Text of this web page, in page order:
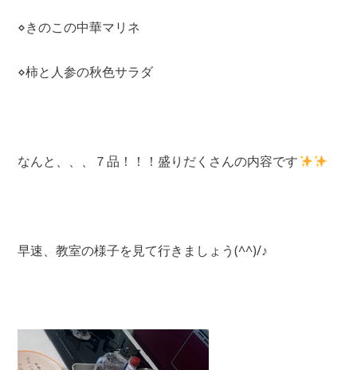
⋄きのこの中華マリネ
⋄柿と人参の秋色サラダ
なんと、、、７品！！！盛りだくさんの内容です
早速、教室の様子を見て行きましょう(^^)/♪